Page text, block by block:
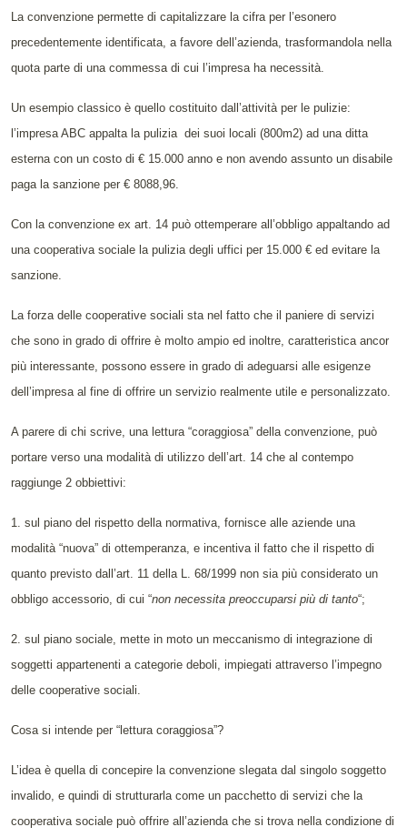
La convenzione permette di capitalizzare la cifra per l’esonero
precedentemente identificata, a favore dell’azienda, trasformandola nella
quota parte di una commessa di cui l’impresa ha necessità.
Un esempio classico è quello costituito dall’attività per le pulizie:
l’impresa ABC appalta la pulizia dei suoi locali (800m2) ad una ditta
esterna con un costo di € 15.000 anno e non avendo assunto un disabile
paga la sanzione per € 8088,96.
Con la convenzione ex art. 14 può ottemperare all’obbligo appaltando ad
una cooperativa sociale la pulizia degli uffici per 15.000 € ed evitare la
sanzione.
La forza delle cooperative sociali sta nel fatto che il paniere di servizi
che sono in grado di offrire è molto ampio ed inoltre, caratteristica ancor
più interessante, possono essere in grado di adeguarsi alle esigenze
dell’impresa al fine di offrire un servizio realmente utile e personalizzato.
A parere di chi scrive, una lettura “coraggiosa” della convenzione, può
portare verso una modalità di utilizzo dell’art. 14 che al contempo
raggiunge 2 obbiettivi:
1. sul piano del rispetto della normativa, fornisce alle aziende una
modalità “nuova” di ottemperanza, e incentiva il fatto che il rispetto di
quanto previsto dall’art. 11 della L. 68/1999 non sia più considerato un
obbligo accessorio, di cui “non necessita preoccuparsi più di tanto“;
2. sul piano sociale, mette in moto un meccanismo di integrazione di
soggetti appartenenti a categorie deboli, impiegati attraverso l’impegno
delle cooperative sociali.
Cosa si intende per “lettura coraggiosa”?
L’idea è quella di concepire la convenzione slegata dal singolo soggetto
invalido, e quindi di strutturarla come un pacchetto di servizi che la
cooperativa sociale può offrire all’azienda che si trova nella condizione di